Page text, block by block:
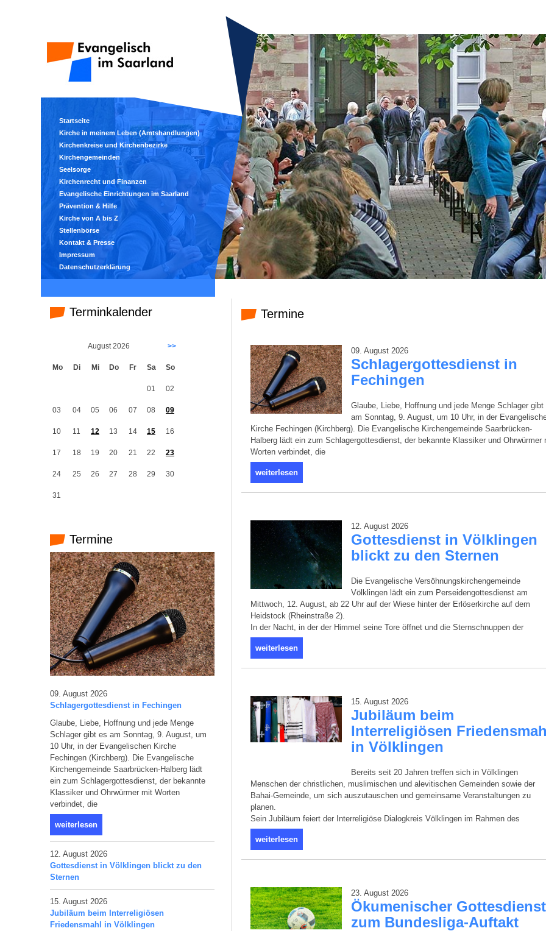
Startseite
Kirche in meinem Leben (Amtshandlungen)
Kirchenkreise und Kirchenbezirke
Kirchengemeinden
Seelsorge
Kirchenrecht und Finanzen
Evangelische Einrichtungen im Saarland
Prävention & Hilfe
Kirche von A bis Z
Stellenbörse
Kontakt & Presse
Impressum
Datenschutzerklärung
Terminkalender
August 2026 >>
Mo Di Mi Do Fr Sa So
01 02
03 04 05 06 07 08 09
10 11 12 13 14 15 16
17 18 19 20 21 22 23
24 25 26 27 28 29 30
31
Termine
09. August 2026
Schlagergottesdienst in Fechingen
Glaube, Liebe, Hoffnung und jede Menge
Schlager gibt es am Sonntag, 9. August, um
10 Uhr, in der Evangelischen Kirche
Fechingen (Kirchberg). Die Evangelische
Kirchengemeinde Saarbrücken-Halberg lädt
ein zum Schlagergottesdienst, der bekannte
Klassiker und Ohrwürmer mit Worten
verbindet, die
weiterlesen
12. August 2026
Gottesdienst in Völklingen blickt zu den
Sternen
15. August 2026
Jubiläum beim Interreligiösen
Friedensmahl in Völklingen
Termine
09. August 2026
Schlagergottesdienst in
Fechingen
Glaube, Liebe, Hoffnung und jede Menge Schlager gibt
am Sonntag, 9. August, um 10 Uhr, in der
Kirche Fechingen (Kirchberg). Die Evangelische Kirchengemeinde Saarbrücken-
Halberg lädt ein zum Schlagergottesdienst, der bekannte Klassiker und Ohrwürmer
Worten verbindet, die
weiterlesen
12. August 2026
Gottesdienst in Völklingen
blickt zu den Sternen
Die Evangelische Versöhnungskirchengemeinde
Völklingen lädt ein zum Perseidengottesdienst am
Mittwoch, 12. August, ab 22 Uhr auf der Wiese hinter der Erlöserkirche auf dem
Heidstock (Rheinstraße 2).
In der Nacht, in der der Himmel seine Tore öffnet und die Sternschnuppen der
weiterlesen
15. August 2026
Jubiläum beim
Interreligiösen
in Völklingen
Bereits seit 20 Jahren treffen sich in Völklingen
Menschen der christlichen, muslimischen und alevitischen Gemeinden sowie der
Bahai-Gemeinde, um sich auszutauschen und gemeinsame Veranstaltungen zu
planen.
Sein Jubiläum feiert der Interreligiöse Dialogkreis Völklingen im Rahmen des
weiterlesen
23. August 2026
Ökumenischer Gottesdienst
zum Bundesliga-Auftakt